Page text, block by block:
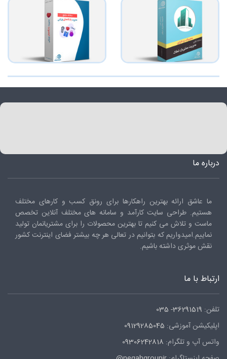
درباره ما
ما عاشق ارائه بهترین راهکارها برای رونق کسب و کارهای مختلف
هستیم. طراحی سایت کارآمد و سامانه های مختلف آنلاین تخصص
ماست و تلاش می کنیم تا بهترین محصولات را برای مشتریانمان تولید
نماییم.امیدواریم که بتوانیم در تعالی هر چه بیشتر فضای اینترنت کشور
نقش موثری داشته باشیم.
ارتباط با ما
تلفن: 36291519- 035
اپلیکیشن آموزشی: 09129285045
واتس آپ و تلگرام: 09306242818